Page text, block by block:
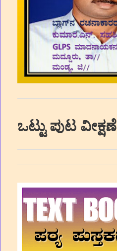
ಒಟ್ಟು ಪುಟ ವೀಕ್ಷಣೆ